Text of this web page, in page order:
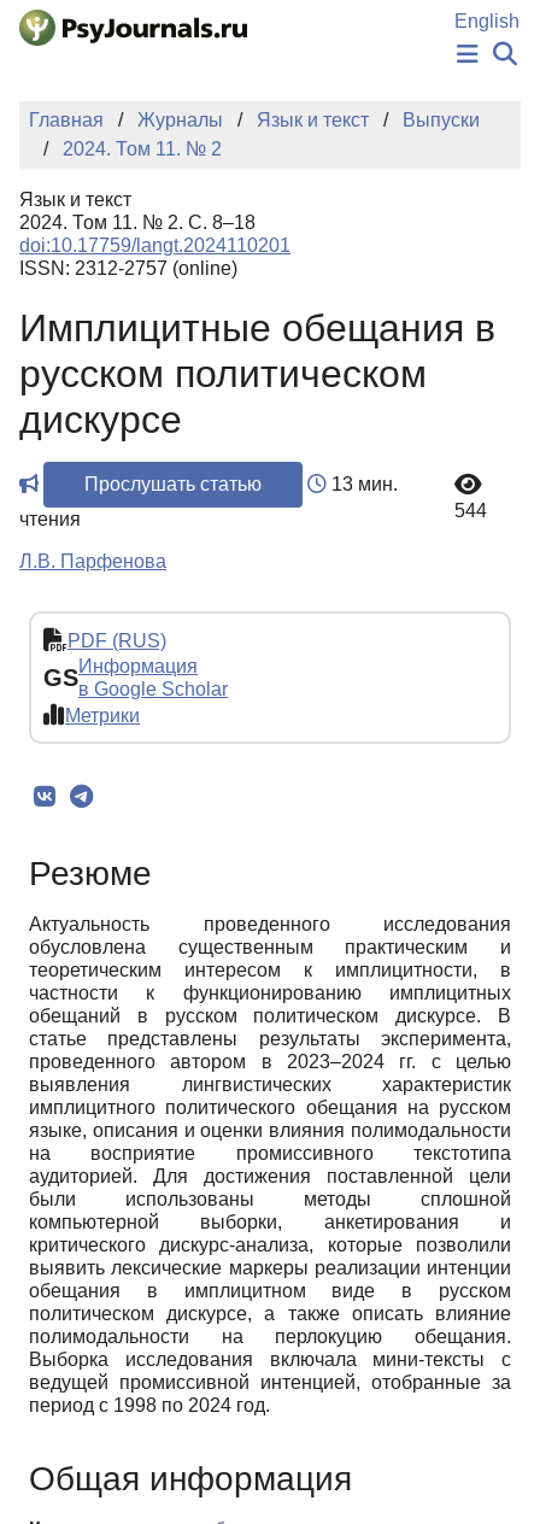
Перейти к основному содержанию
English
НОВОСТИ
БАЗА ЗНАНИЙ
КЛЮЧЕВЫЕ СЛОВА
Регистрация
Главная Журналы Язык и текст
Выпуски
2024. Том 11. № 2
Язык и текст
2024. Том 11. № 2. С. 8–18
doi:10.17759/langt.2024110201
ISSN: 2312-2757 (online)
Имплицитные обещания в
русском политическом
дискурсе
Прослушать статью
13 мин.
чтения
544
Л.В. Парфенова
PDF (RUS)
GSИнформация
в Google Scholar
Метрики
Резюме
Актуальность проведенного исследования
обусловлена существенным практическим и
теоретическим интересом к имплицитности, в
частности к функционированию имплицитных
обещаний в русском политическом дискурсе. В
статье представлены результаты эксперимента,
проведенного автором в 2023–2024 гг. с целью
выявления лингвистических характеристик
имплицитного политического обещания на русском
языке, описания и оценки влияния полимодальности
на восприятие промиссивного текстотипа
аудиторией. Для достижения поставленной цели
были использованы методы сплошной
компьютерной выборки, анкетирования и
критического дискурс-анализа, которые позволили
выявить лексические маркеры реализации интенции
обещания в имплицитном виде в русском
политическом дискурсе, а также описать влияние
полимодальности на перлокуцию обещания.
Выборка исследования включала мини-тексты с
ведущей промиссивной интенцией, отобранные за
период с 1998 по 2024 год.
Общая информация